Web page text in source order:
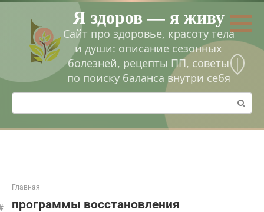
Перейти
контенту
Я здоров — я живу
Сайт про здоровье, красоту тела
и души: описание сезонных
болезней, рецепты ПП, советы
по поиску баланса внутри себя
Поиск:
Главная
программы восстановления